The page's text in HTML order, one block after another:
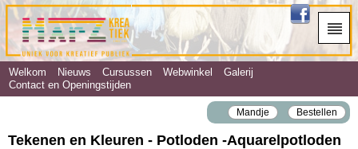
Welkom Nieuws Cursussen Webwinkel
Galerij
Contact en Openingstijden
Mandje Bestellen
Tekenen en Kleuren - Potloden ‐Aquarelpotloden